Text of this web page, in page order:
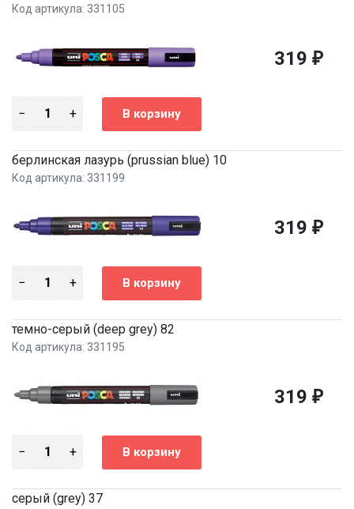
Код артикула: 331105
319 ₽
берлинская лазурь (prussian blue) 10
Код артикула: 331199
319 ₽
темно-серый (deep grey) 82
Код артикула: 331195
319 ₽
серый (grey) 37